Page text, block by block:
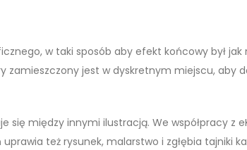
w taki sposób aby efekt końcowy był
zamieszczony jest w dyskretnym miejscu, aby
się między innymi ilustracją. We współpracy z
też rysunek, malarstwo i zgłębia tajniki